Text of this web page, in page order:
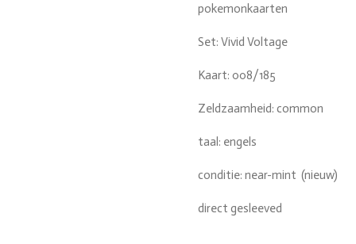
pokemonkaarten
Set: Vivid Voltage
Kaart: 008/185
Zeldzaamheid: common
taal: engels
conditie: near-mint (nieuw)
direct gesleeved